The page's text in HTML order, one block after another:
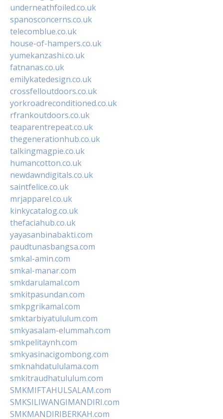
underneathfoiled.co.uk
spanosconcerns.co.uk
telecomblue.co.uk
house-of-hampers.co.uk
yumekanzashi.co.uk
fatnanas.co.uk
emilykatedesign.co.uk
crossfelloutdoors.co.uk
yorkroadreconditioned.co.uk
rfrankoutdoors.co.uk
teaparentrepeat.co.uk
thegenerationhub.co.uk
talkingmagpie.co.uk
humancotton.co.uk
newdawndigitals.co.uk
saintfelice.co.uk
mrjapparel.co.uk
kinkycatalog.co.uk
thefaciahub.co.uk
yayasanbinabakti.com
paudtunasbangsa.com
smkal-amin.com
smkal-manar.com
smkdarulamal.com
smkitpasundan.com
smkpgrikamal.com
smktarbiyatululum.com
smkyasalam-elummah.com
smkpelitaynh.com
smkyasinacigombong.com
smknahdatululama.com
smkitraudhatululum.com
SMKMIFTAHULSALAM.com
SMKSILIWANGIMANDIRI.com
SMKMANDIRIBERKAH.com